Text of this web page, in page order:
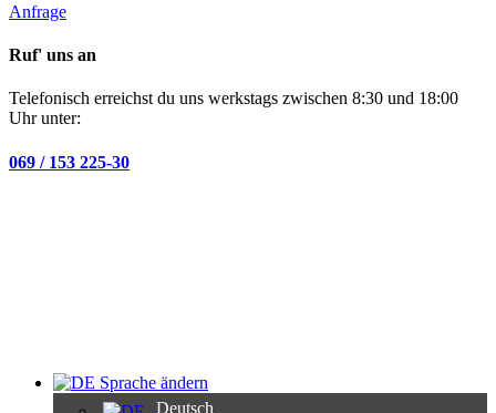
Anfrage
Ruf' uns an
Telefonisch erreichst du uns werkstags zwischen 8:30 und 18:00
Uhr unter:
069 / 153 225-30
Sprache ändern
Deutsch